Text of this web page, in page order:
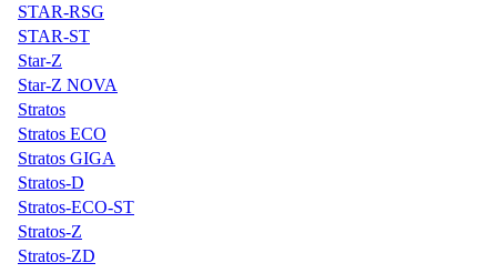
STAR-RSG
STAR-ST
Star-Z
Star-Z NOVA
Stratos
Stratos ECO
Stratos GIGA
Stratos-D
Stratos-ECO-ST
Stratos-Z
Stratos-ZD